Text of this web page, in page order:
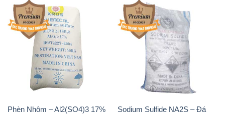
Phèn Nhôm – Al2(SO4)3 17%
Sodium Sulfide NA2S – Đá